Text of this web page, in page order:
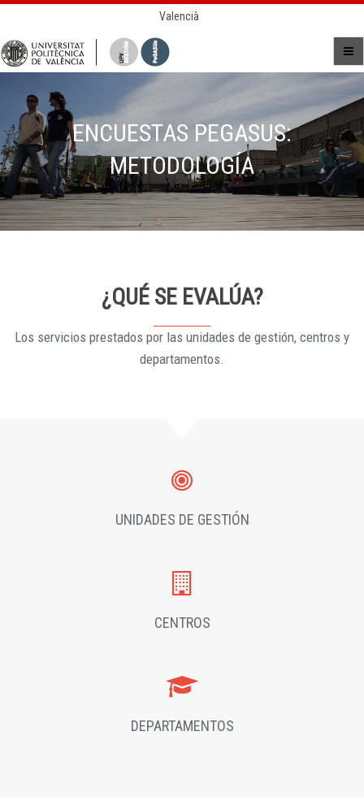
Valencià
ENCUESTAS PEGASUS:
METODOLOGÍA
¿QUÉ SE EVALÚA?
Los servicios prestados por las unidades de gestión, centros y
departamentos.
UNIDADES DE GESTIÓN
CENTROS
DEPARTAMENTOS